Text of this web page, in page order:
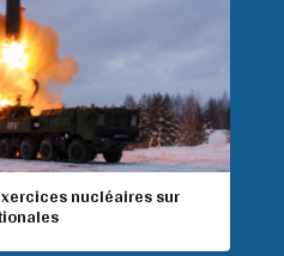
nucléaires sur